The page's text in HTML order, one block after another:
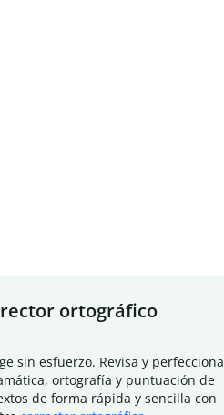
ortográfico
sin esfuerzo. Revisa y perfecciona
ortografía y puntuación de
de forma rápida y sencilla con